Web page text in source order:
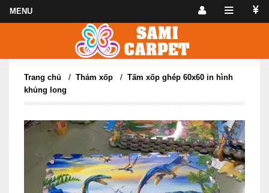
Trang chủ / Thảm xốp / Tấm xốp ghép 60x60 in hình
khủng long